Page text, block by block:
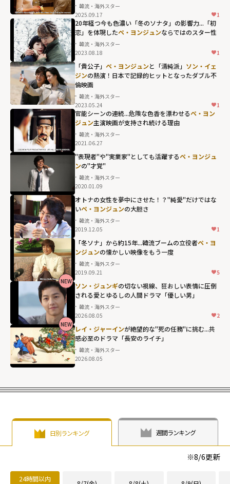
韓流・海外スター
2025.09.17
1
20年経つ今も色濃い「冬のソナタ」の影響力...「初
恋」を体現したペ・ヨンジュンならではのスター性
韓流・海外スター
2023.08.18
1
「貴公子」 ペ・ヨンジュンと「清純派」 ソン・イェ
ジンの熱演！日本で記録的ヒットとなったダブル不
倫映画
韓流・海外スター
2023.05.24
1
官能シーンの連続...危険な色香を漂わせるペ・ヨン
ジュン主演映画が支持され続ける理由
韓流・海外スター
2021.06.27
ペ・ヨンジュン
の"才覚""
width="304"
height="203"
loading="lazy"
fetchpriority="h
igh">
"表現者"や"実業家"としても活躍するペ・ヨンジュ
ンの"才覚"
韓流・海外スター
2020.01.09
ペ・ヨンジュン
の大胆さ"
width="304"
height="203"
loading="lazy"
fetchpriority="h
igh">
オトナの女性を夢中にさせた！？"純愛"だけではな
いペ・ヨンジュンの大胆さ
韓流・海外スター
2019.12.05
1
「冬ソナ」から約15年...韓流ブームの立役者ペ・ヨ
ンジュンの懐かしい映像をもう一度
韓流・海外スター
2019.09.21
5
ソン・ジュンギの切ない視線、狂おしい表情に圧倒
される――愛とゆるしの人間ドラマ「優しい男」
韓流・海外スター
2026.08.05
2
NEW
レイ・ジャーインが絶望的な"死の任務"に挑む...共
感必至のドラマ「長安のライチ」
韓流・海外スター
2026.08.05
NEW
日別ランキング 週間ランキング
※8/6更新
24時間以内